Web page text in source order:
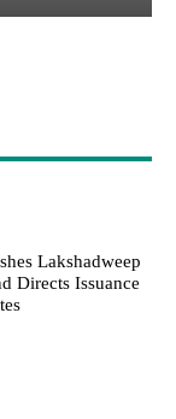
Lakshadweep
Directs Issuance